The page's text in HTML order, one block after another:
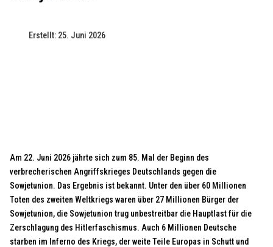
Erstellt: 25. Juni 2026
Am 22. Juni 2026 jährte sich zum 85. Mal der Beginn des
verbrecherischen Angriffskrieges Deutschlands gegen die
Sowjetunion. Das Ergebnis ist bekannt. Unter den über 60 Millionen
Toten des zweiten Weltkriegs waren über 27 Millionen Bürger der
Sowjetunion, die Sowjetunion trug unbestreitbar die Hauptlast für die
Zerschlagung des Hitlerfaschismus. Auch 6 Millionen Deutsche
starben im Inferno des Kriegs, der weite Teile Europas in Schutt und